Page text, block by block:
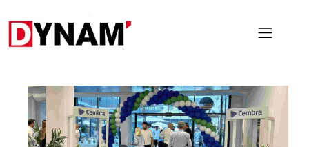
PROJETS
NOUS